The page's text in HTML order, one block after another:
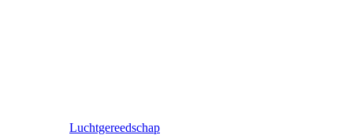
Luchtgereedschap